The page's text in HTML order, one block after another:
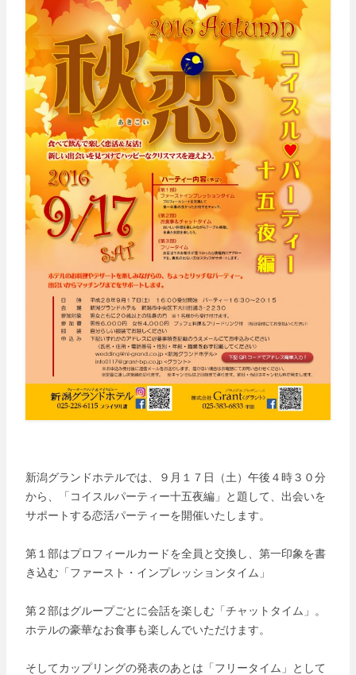
新潟グランドホテルでは、９月１７日（土）午後４時３０分
から、「コイスルパーティー十五夜編」と題して、出会いを
サポートする恋活パーティーを開催いたします。
第１部はプロフィールカードを全員と交換し、第一印象を書
き込む「ファースト・インプレッションタイム」
第２部はグループごとに会話を楽しむ「チャットタイム」。
ホテルの豪華なお食事も楽しんでいただけます。
そしてカップリングの発表のあとは「フリータイム」として